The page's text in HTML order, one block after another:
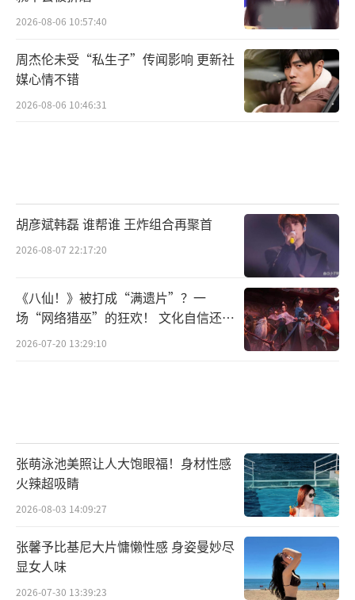
2026-08-06 10:57:40
周杰伦未受“私生子”传闻影响 更新社
媒心情不错
2026-08-06 10:46:31
胡彦斌韩磊 谁帮谁 王炸组合再聚首
2026-08-07 22:17:20
《八仙！》被打成“满遗片”？一
场“网络猎巫”的狂欢！ 文化自信还是
焦虑？
2026-07-20 13:29:10
张萌泳池美照让人大饱眼福！身材性感
火辣超吸睛
2026-08-03 14:09:27
张馨予比基尼大片慵懒性感 身姿曼妙尽
显女人味
2026-07-30 13:39:23